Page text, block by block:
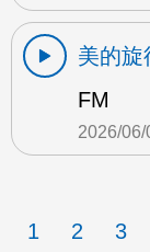
美的旋
FM
2026/06/
1 2 3